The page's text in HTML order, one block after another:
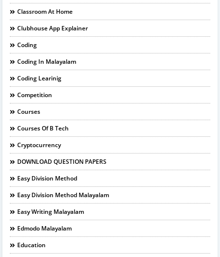
Classroom At Home
Clubhouse App Explainer
Coding
Coding In Malayalam
Coding Learinig
Competition
Courses
Courses Of B Tech
Cryptocurrency
DOWNLOAD QUESTION PAPERS
Easy Division Method
Easy Division Method Malayalam
Easy Writing Malayalam
Edmodo Malayalam
Education